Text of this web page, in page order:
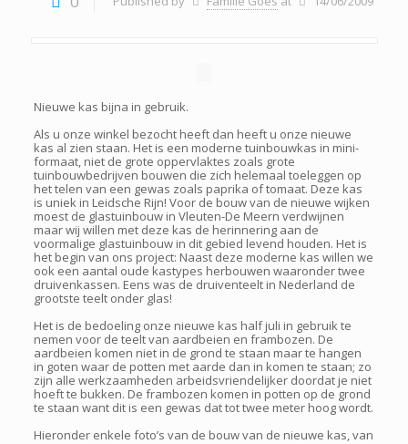
Nieuwe kas bijna in gebruik.
Als u onze winkel bezocht heeft dan heeft u onze nieuwe
kas al zien staan. Het is een moderne tuinbouwkas in mini-
formaat, niet de grote oppervlaktes zoals grote
tuinbouwbedrijven bouwen die zich helemaal toeleggen op
het telen van een gewas zoals paprika of tomaat. Deze kas
is uniek in Leidsche Rijn! Voor de bouw van de nieuwe wijken
moest de glastuinbouw in Vleuten-De Meern verdwijnen
maar wij willen met deze kas de herinnering aan de
voormalige glastuinbouw in dit gebied levend houden. Het is
het begin van ons project: Naast deze moderne kas willen we
ook een aantal oude kastypes herbouwen waaronder twee
druivenkassen. Eens was de druiventeelt in Nederland de
grootste teelt onder glas!
Het is de bedoeling onze nieuwe kas half juli in gebruik te
nemen voor de teelt van aardbeien en frambozen. De
aardbeien komen niet in de grond te staan maar te hangen
in goten waar de potten met aarde dan in komen te staan; zo
zijn alle werkzaamheden arbeidsvriendelijker doordat je niet
hoeft te bukken. De frambozen komen in potten op de grond
te staan want dit is een gewas dat tot twee meter hoog wordt.
Hieronder enkele foto’s van de bouw van de nieuwe kas, van